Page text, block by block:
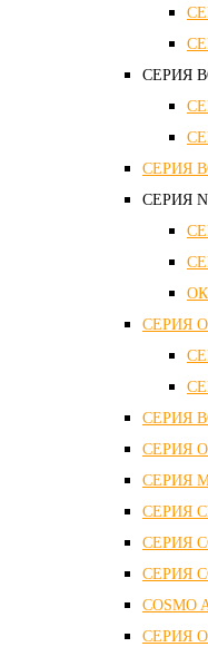
СЕРИЯ
СЕРИЯ
СЕРИЯ
СЕРИЯ
СЕРИЯ
CЕРИЯ
СЕРИЯ
СЕРИЯ
СЕРИЯ
СЕРИЯ
COSMO
СЕРИЯ